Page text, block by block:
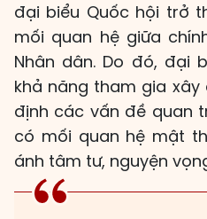
đại biểu Quốc hội trở
mối quan hệ giữa
Nhân dân. Do đó, đại
khả năng tham gia
định các vấn đề quan
có mối quan hệ mật
ánh tâm tư, nguyện